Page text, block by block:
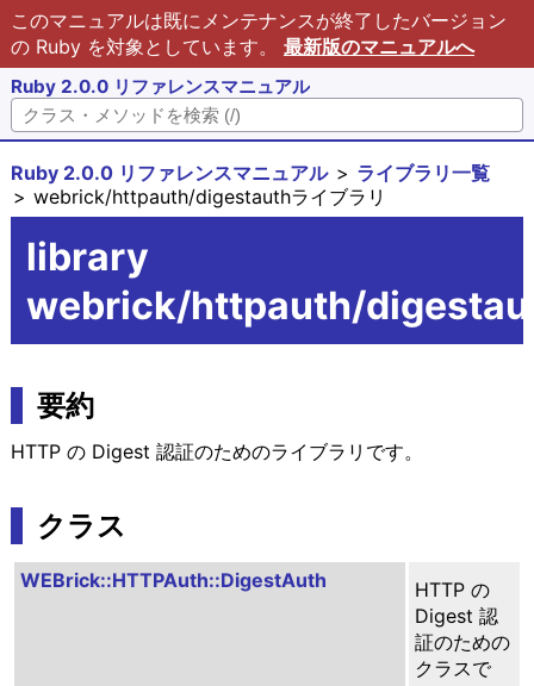
このマニュアルは既にメンテナンスが終了したバージョン
の Ruby を対象としています。 最新版のマニュアルへ
Ruby 2.0.0 リファレンスマニュアル
Ruby 2.0.0 リファレンスマニュアル
ライブラリ一覧
webrick/httpauth/digestauthライブラリ
library
webrick/httpauth/
要約
HTTP の Digest 認証のためのライブラリです。
クラス
WEBrick::HTTPAuth::DigestAuth
HTTP の
Digest 認
証のための
クラスで